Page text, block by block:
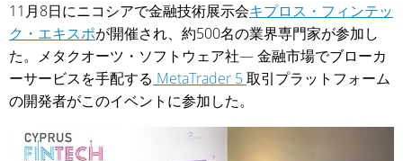
11月8日にニコシアで金融技術展示会キプロス・フィンテッ
ク・エキスポが開催され、約500名の業界専門家が参加し
た。メタクオーツ・ソフトウェア社— 金融市場でブローカ
ーサービスを手配する MetaTrader 5 取引プラットフォーム
の開発者がこのイベントに参加した。